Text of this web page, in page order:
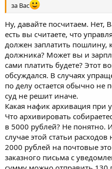
за Вас
Ну, давайте посчитаем. Нет,
есть вы считаете, что
должен заплатить пошлину,
должника? Может вы и
сами платить будете? Этот
обсуждался. В случаях
по делу остается обычно не
суд не решит иначе.
Какая нафик архивация при
Что архивировать
в 5000 рублей? Не
случае этой статьи расходов
2000 рублей на почтовые
заказного письма с